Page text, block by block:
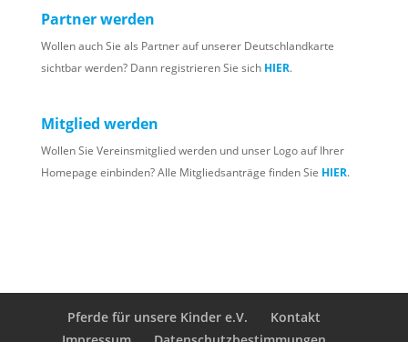
Partner werden
Wollen auch Sie als Partner auf unserer Deutschlandkarte
sichtbar werden? Dann registrieren Sie sich HIER.
Mitglied werden
Wollen Sie Vereinsmitglied werden und unser Logo auf Ihrer
Homepage einbinden? Alle Mitgliedsanträge finden Sie HIER.
Pferde für unsere Kinder e.V.
Kontakt